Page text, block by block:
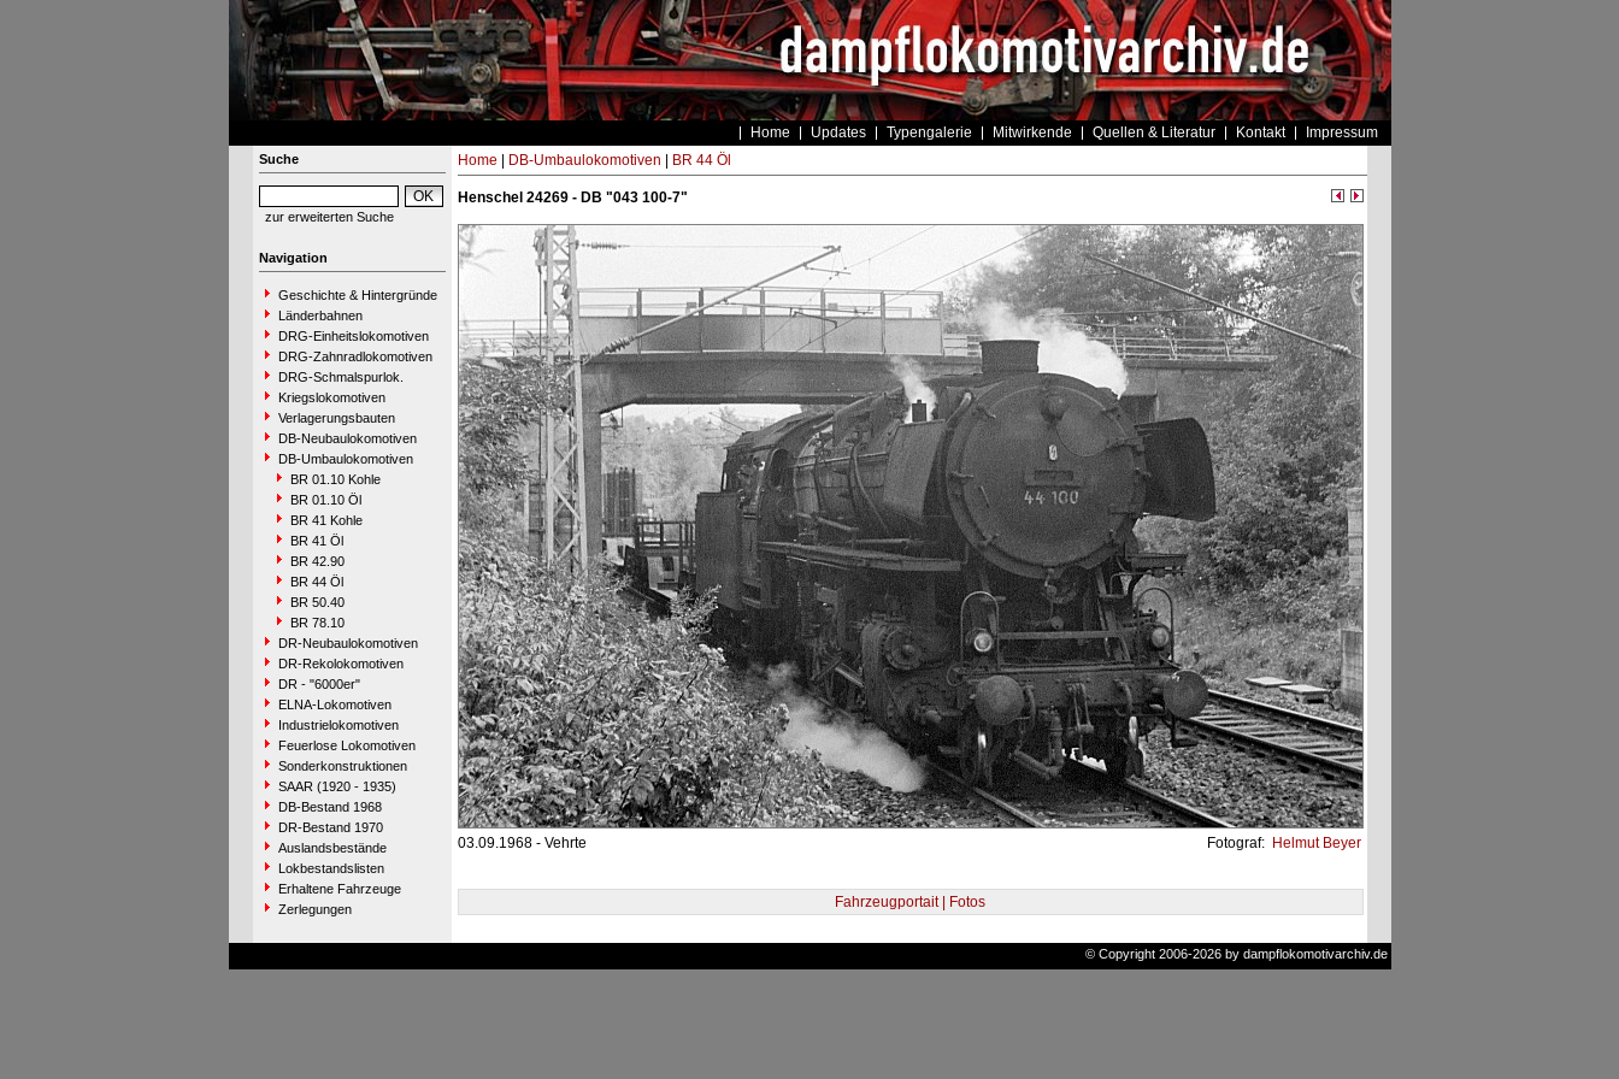
Home Updates Typengalerie Mitwirkende Quellen & Literatur Kontakt Impressum
Suche
zur erweiterten Suche
Navigation
Geschichte & Hintergründe
Länderbahnen
DRG-Einheitslokomotiven
DRG-Zahnradlokomotiven
DRG-Schmalspurlok.
Kriegslokomotiven
Verlagerungsbauten
DB-Neubaulokomotiven
DB-Umbaulokomotiven
BR 01.10 Kohle
BR 01.10 Öl
BR 41 Kohle
BR 41 Öl
BR 42.90
BR 44 Öl
BR 50.40
BR 78.10
DR-Neubaulokomotiven
DR-Rekolokomotiven
DR - "6000er"
ELNA-Lokomotiven
Industrielokomotiven
Feuerlose Lokomotiven
Sonderkonstruktionen
SAAR (1920 - 1935)
DB-Bestand 1968
DR-Bestand 1970
Auslandsbestände
Lokbestandslisten
Erhaltene Fahrzeuge
Zerlegungen
Home DB-Umbaulokomotiven BR 44 Öl
Henschel 24269 - DB "043 100-7"
03.09.1968 - Vehrte Fotograf: Helmut Beyer
Fahrzeugportait | Fotos
© Copyright 2006-2026 by dampflokomotivarchiv.de